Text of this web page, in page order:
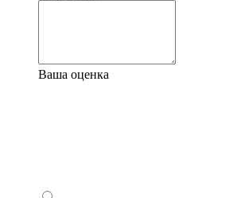
Ваша оценка